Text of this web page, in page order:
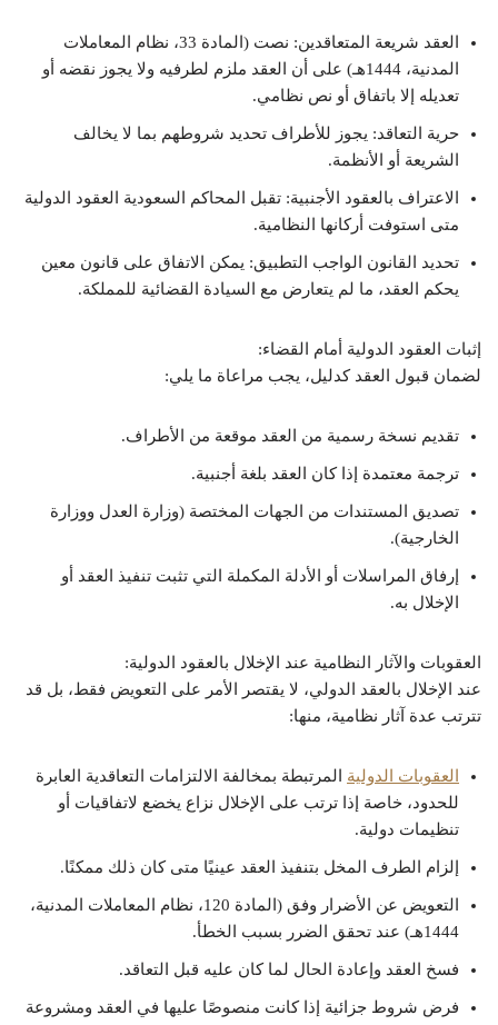
العقد شريعة المتعاقدين: نصت (المادة 33، نظام المعاملات
المدنية، 1444هـ) على أن العقد ملزم لطرفيه ولا يجوز نقضه أو
تعديله إلا باتفاق أو نص نظامي.
حرية التعاقد: يجوز للأطراف تحديد شروطهم بما لا يخالف
الشريعة أو الأنظمة.
الاعتراف بالعقود الأجنبية: تقبل المحاكم السعودية العقود الدولية
متى استوفت أركانها النظامية.
تحديد القانون الواجب التطبيق: يمكن الاتفاق على قانون معين
يحكم العقد، ما لم يتعارض مع السيادة القضائية للمملكة.
إثبات العقود الدولية أمام القضاء:
لضمان قبول العقد كدليل، يجب مراعاة ما يلي:
تقديم نسخة رسمية من العقد موقعة من الأطراف.
ترجمة معتمدة إذا كان العقد بلغة أجنبية.
تصديق المستندات من الجهات المختصة (وزارة العدل ووزارة
الخارجية).
إرفاق المراسلات أو الأدلة المكملة التي تثبت تنفيذ العقد أو
الإخلال به.
العقوبات والآثار النظامية عند الإخلال بالعقود الدولية:
عند الإخلال بالعقد الدولي، لا يقتصر الأمر على التعويض فقط، بل قد
تترتب عدة آثار نظامية، منها:
العقوبات الدولية المرتبطة بمخالفة الالتزامات التعاقدية العابرة
للحدود، خاصة إذا ترتب على الإخلال نزاع يخضع لاتفاقيات أو
تنظيمات دولية.
إلزام الطرف المخل بتنفيذ العقد عينيًا متى كان ذلك ممكنًا.
التعويض عن الأضرار وفق (المادة 120، نظام المعاملات المدنية،
1444هـ) عند تحقق الضرر بسبب الخطأ.
فسخ العقد وإعادة الحال لما كان عليه قبل التعاقد.
فرض شروط جزائية إذا كانت منصوصًا عليها في العقد ومشروعة